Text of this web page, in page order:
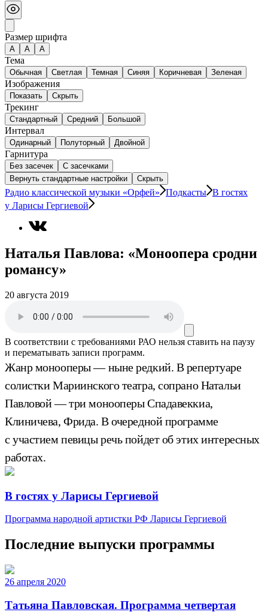
Размер шрифта
А A A
Тема
Обычная Светлая Темная Синяя Коричневая Зеленая
Изображения
Показать Скрыть
Трекинг
Стандартный Средний Большой
Интервал
Одинарный Полуторный Двойной
Гарнитура
Без засечек
С засечками
Вернуть стандартные настройки
Скрыть
Радио классической музыки «Орфей» Подкасты В гостях
у Ларисы Гергиевой
Наталья Павлова: «Моноопера сродни
романсу»
20 августа 2019
В соответствии с требованиями РАО нельзя ставить на паузу
и перематывать записи программ.
Жанр монооперы — ныне редкий. В репертуаре
солистки Мариинского театра, сопрано Натальи
Павловой — три монооперы Спадавеккиа,
Клиничева, Фрида. В очередной программе
с участием певицы речь пойдет об этих интересных
работах.
В гостях у Ларисы Гергиевой
Программа народной артистки РФ Ларисы Гергиевой
Последние выпуски программы
26 апреля 2020
Татьяна Павловская. Программа четвертая